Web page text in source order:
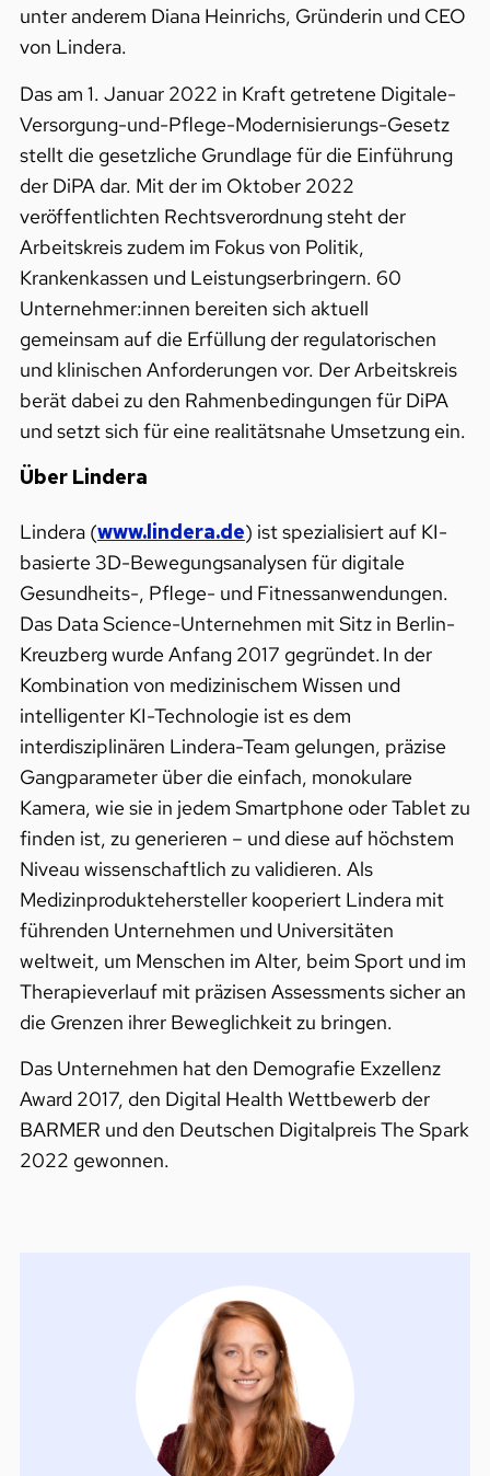
unter anderem Diana Heinrichs, Gründerin und CEO
von Lindera.
Das am 1. Januar 2022 in Kraft getretene Digitale-
Versorgung-und-Pflege-Modernisierungs-Gesetz
stellt die gesetzliche Grundlage für die Einführung
der DiPA dar. Mit der im Oktober 2022
veröffentlichten Rechtsverordnung steht der
Arbeitskreis zudem im Fokus von Politik,
Krankenkassen und Leistungserbringern. 60
Unternehmer:innen bereiten sich aktuell
gemeinsam auf die Erfüllung der regulatorischen
und klinischen Anforderungen vor. Der Arbeitskreis
berät dabei zu den Rahmenbedingungen für DiPA
und setzt sich für eine realitätsnahe Umsetzung ein.
Über Lindera
Lindera (www.lindera.de) ist spezialisiert auf KI-
basierte 3D-Bewegungsanalysen für digitale
Gesundheits-, Pflege- und Fitnessanwendungen.
Das Data Science-Unternehmen mit Sitz in Berlin-
Kreuzberg wurde Anfang 2017 gegründet. In der
Kombination von medizinischem Wissen und
intelligenter KI-Technologie ist es dem
interdisziplinären Lindera-Team gelungen, präzise
Gangparameter über die einfach, monokulare
Kamera, wie sie in jedem Smartphone oder Tablet zu
finden ist, zu generieren – und diese auf höchstem
Niveau wissenschaftlich zu validieren. Als
Medizinproduktehersteller kooperiert Lindera mit
führenden Unternehmen und Universitäten
weltweit, um Menschen im Alter, beim Sport und im
Therapieverlauf mit präzisen Assessments sicher an
die Grenzen ihrer Beweglichkeit zu bringen.
Das Unternehmen hat den Demografie Exzellenz
Award 2017, den Digital Health Wettbewerb der
BARMER und den Deutschen Digitalpreis The Spark
2022 gewonnen.